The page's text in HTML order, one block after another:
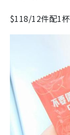
$118/12件配1